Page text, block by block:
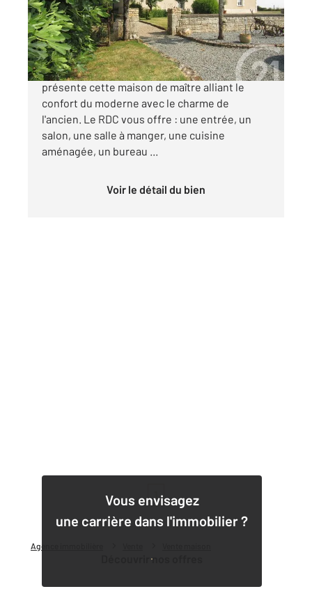
Agence immobilière
Maison à vendre
383 000 €
L'agence Century 21 de Chef-Boutonne vous
présente cette maison de maître alliant le
confort du moderne avec le charme de
l'ancien. Le RDC vous offre : une entrée, un
salon, une salle à manger, une cuisine
aménagée, un bureau ...
Voir le détail du bien
Vous envisagez
une carrière dans l'immobilier ?
Découvrir nos offres
1